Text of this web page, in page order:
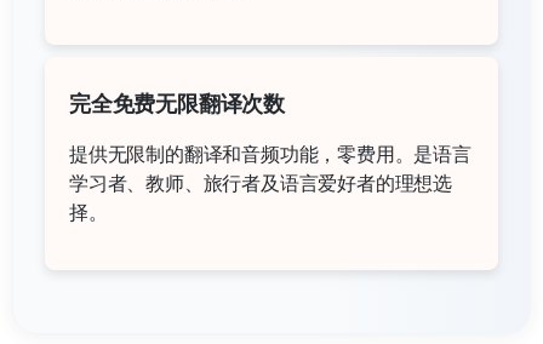
完全免费无限翻译次数
提供无限制的翻译和音频功能，零费用。是语言
学习者、教师、旅行者及语言爱好者的理想选
择。